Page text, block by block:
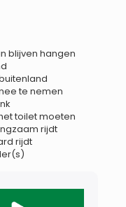
blijven hangen
te nemen
toilet moeten
rijdt
rijdt